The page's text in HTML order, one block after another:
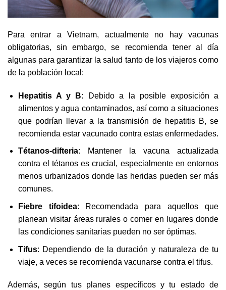
Para entrar a Vietnam, actualmente no hay vacunas
obligatorias, sin embargo, se recomienda tener al día
algunas para garantizar la salud tanto de los viajeros como
de la población local:
Hepatitis A y B: Debido a la posible exposición a
alimentos y agua contaminados, así como a situaciones
que podrían llevar a la transmisión de hepatitis B, se
recomienda estar vacunado contra estas enfermedades.
Tétanos-difteria: Mantener la vacuna actualizada
contra el tétanos es crucial, especialmente en entornos
menos urbanizados donde las heridas pueden ser más
comunes.
Fiebre tifoidea: Recomendada para aquellos que
planean visitar áreas rurales o comer en lugares donde
las condiciones sanitarias pueden no ser óptimas.
Tifus: Dependiendo de la duración y naturaleza de tu
viaje, a veces se recomienda vacunarse contra el tifus.
Además, según tus planes específicos y tu estado de